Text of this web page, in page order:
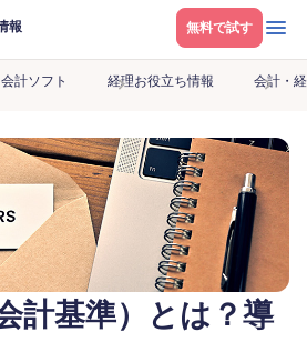
報 無料で試す メニ
計ソフト 経理お役立ち情報 会計・
計基準）とは？導